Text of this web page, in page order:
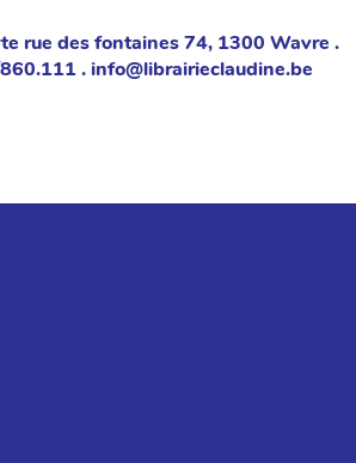
rue des fontaines 74, 1300 Wavre .
. info@librairieclaudine.be